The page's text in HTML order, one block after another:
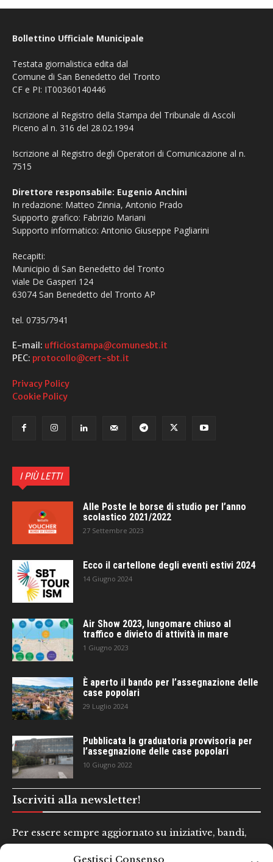
Gestisci Consenso
Bollettino Ufficiale Municipale
Testata giornalistica edita dal
Comune di San Benedetto del Tronto
CF e PI: IT00360140446
Iscrizione al Registro della Stampa del Tribunale di Ascoli
Piceno al n. 316 del 28.02.1994
Iscrizione al Registro degli Operatori di Comunicazione al n.
7515
Direttore responsabile: Eugenio Anchini
In redazione: Matteo Zinnia, Antonio Prado
Supporto grafico: Fabrizio Mariani
Supporto informatico: Antonio Giuseppe Pagliarini
Recapiti:
Municipio di San Benedetto del Tronto
viale De Gasperi 124
63074 San Benedetto del Tronto AP
tel. 0735/7941
E-mail: ufficiostampa@comunesbt.it
PEC: protocollo@cert-sbt.it
Privacy Policy
Cookie Policy
I PIÙ LETTI
Alle Poste le borse di studio per l’anno
scolastico 2021/2022
27 Settembre 2023
Ecco il cartellone degli eventi estivi 2024
14 Giugno 2024
Air Show 2023, lungomare chiuso al
traffico e divieto di attività in mare
1 Giugno 2023
È aperto il bando per l’assegnazione delle
case popolari
29 Luglio 2024
Pubblicata la graduatoria provvisoria per
l’assegnazione delle case popolari
10 Giugno 2022
Iscriviti alla newsletter!
Per essere sempre aggiornato su iniziative, bandi,